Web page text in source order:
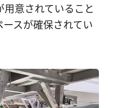
意されていること
スが確保されてい